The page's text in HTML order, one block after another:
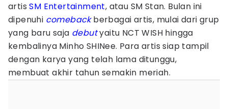
artisSM Entertainment, atau SM Stan. Bulan ini
dipenuhi comebackberbagai artis, mulai dari grup
yang baru saja debutyaitu NCT WISH hingga
kembalinya Minho SHINee. Para artis siap tampil
dengan karya yang telah lama ditunggu,
membuat akhir tahun semakin meriah.